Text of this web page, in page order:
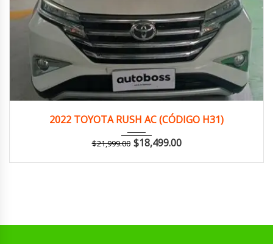
2022 TOYOTA RUSH AC (CÓDIGO H31)
$21,999.00 $18,499.00